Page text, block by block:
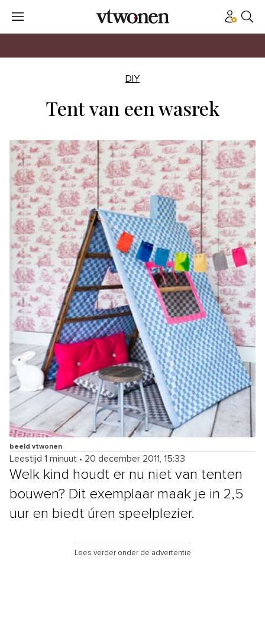
DIY
Tent van een wasrek
beeld vtwonen
Leestijd 1 minuut • 20 december 2011, 15:33
Welk kind houdt er nu niet van tenten
bouwen? Dit exemplaar maak je in 2,5
uur en biedt úren speelplezier.
Lees verder onder de advertentie